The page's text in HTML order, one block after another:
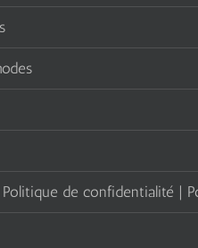
de confidentialité |